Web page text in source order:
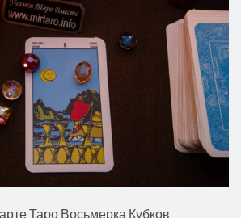
Таро Восьмерка Кубков